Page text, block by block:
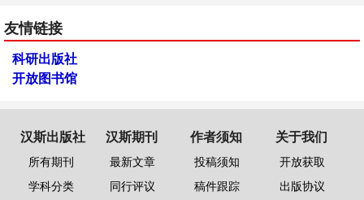
友情链接
科研出版社
开放图书馆
汉斯出版社
所有期刊
学科分类
汉斯期刊
最新文章
同行评议
作者须知
投稿须知
稿件跟踪
关于我们
开放获取
出版协议